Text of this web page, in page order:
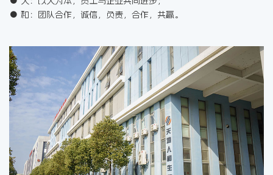
● 和：团队合作，诚信，负责，合作，共赢。